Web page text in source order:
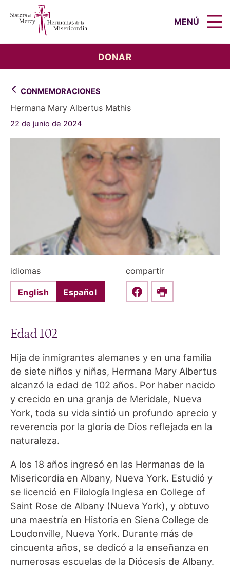
MENÚ
DONAR
CONMEMORACIONES
Hermana Mary Albertus Mathis
22 de junio de 2024
idiomas
English Español
compartir
Share this on Facebook
Print
Edad 102
Hija de inmigrantes alemanes y en una familia
de siete niños y niñas, Hermana Mary Albertus
alcanzó la edad de 102 años. Por haber nacido
y crecido en una granja de Meridale, Nueva
York, toda su vida sintió un profundo aprecio y
reverencia por la gloria de Dios reflejada en la
naturaleza.
A los 18 años ingresó en las Hermanas de la
Misericordia en Albany, Nueva York. Estudió y
se licenció en Filología Inglesa en College of
Saint Rose de Albany (Nueva York), y obtuvo
una maestría en Historia en Siena College de
Loudonville, Nueva York. Durante más de
cincuenta años, se dedicó a la enseñanza en
numerosas escuelas de la Diócesis de Albany.